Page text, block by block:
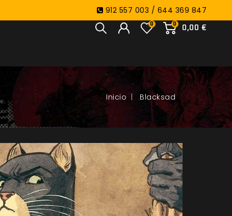
912 557 003 / 644 369 847
0
0,00 €
0
Blacksad